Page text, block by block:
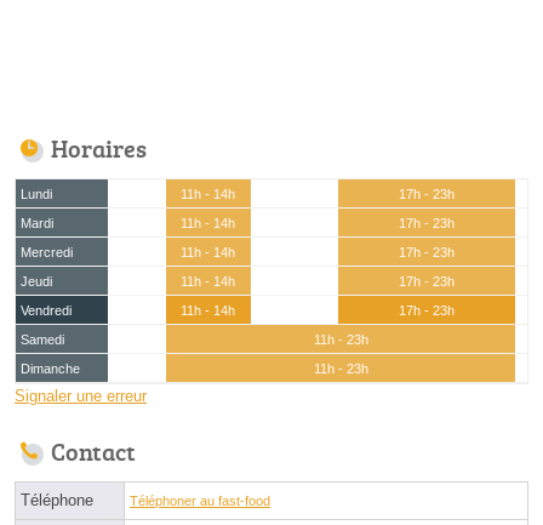
Horaires
Lundi 11h - 14h
17h - 23h
Mardi
11h - 14h
17h - 23h
Mercredi
11h - 14h
17h - 23h
Jeudi
11h - 14h
17h - 23h
Vendredi
11h - 14h
17h - 23h
Samedi
11h - 23h
Dimanche
11h - 23h
Signaler une erreur
Contact
Téléphone Téléphoner au fast-food